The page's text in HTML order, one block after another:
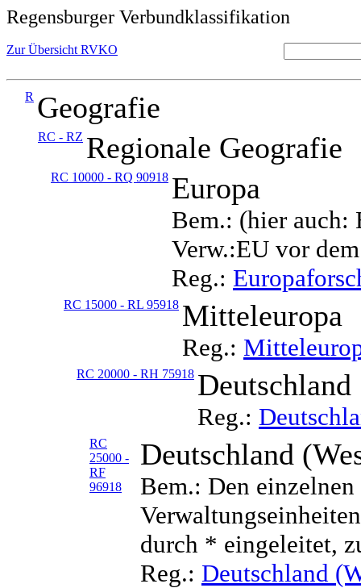
Regensburger Verbundklassifikation
Zur Übersicht RVKO
R Geografie
RC - RZ Regionale Geografie
RC 10000 - RQ 90918 Europa
Bem.: (hier auch:
Verw.:EU vor
Reg.:
RC 15000 - RL 95918 Mitteleuropa
Reg.:
RC 20000 - RH 75918 Deutschland
Reg.:
RC
25000 -
RF
96918
Deutschland
Bem.: Den
durch * eingeleitet,
Reg.: Deutschland